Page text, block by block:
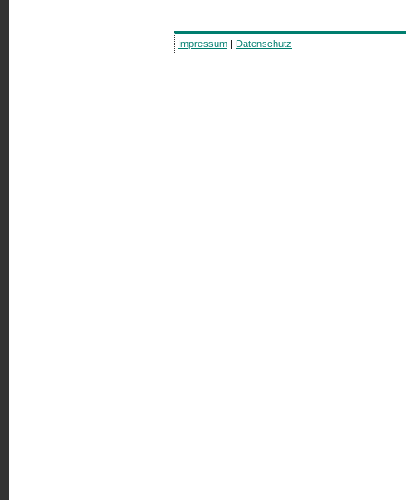
Impressum | Datenschutz